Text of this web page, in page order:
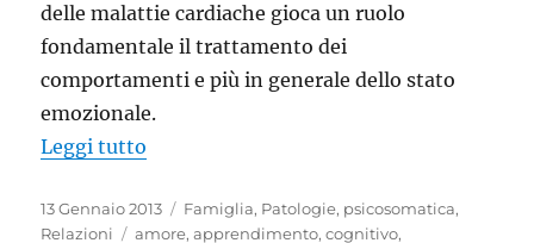
delle malattie cardiache gioca un ruolo
fondamentale il trattamento dei
comportamenti e più in generale dello stato
emozionale.
Leggi tutto
Pubblicato
il
13 Gennaio 2013 Categorie
Famiglia, Patologie, psicosomatica,
Relazioni
Tag
amore,apprendimento,cognitivo,